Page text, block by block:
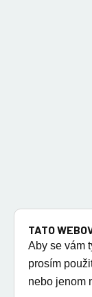
TATO
Aby se vám
prosím
nebo jenom